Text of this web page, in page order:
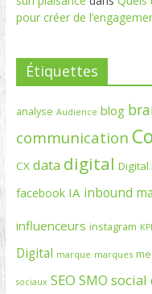
pour créer de
Étiquettes
analyse Audience blog
communication
CX data digital Digital
facebook IA inbound
influenceurs instagram KPI
Digital marque marques
sociaux SEO SMO social